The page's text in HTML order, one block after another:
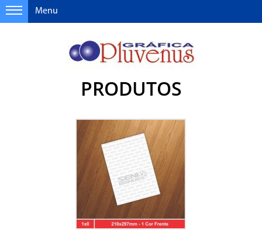
Menu
PRODUTOS